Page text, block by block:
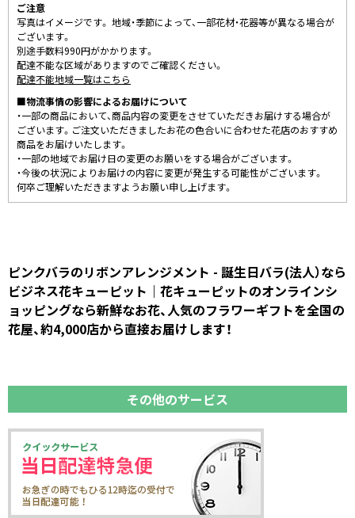
ご注意
写真はイメージです。 地域・季節によって、一部花材・花器等が異なる場合が
ございます。
別途手数料990円がかかります。
配達不能な区域がありますのでご確認ください。
配達不能地域一覧はこちら
■物流事情の影響によるお届けについて
・一部の商品において、商品内容の変更をさせていただきお届けする場合が
ございます。ご注文いただきましたお花の色合いに合わせた花店のおすすめ
商品をお届けいたします。
・一部の地域でお届け日の変更のお願いをする場合がございます。
・今後の状況によりお届けの内容に変更が発生する可能性がございます。
何卒ご理解いただきますようお願い申し上げます。
ピンクバラのリボンアレンジメント - 誕生日バラ(法人）なら
ビジネス花キューピット｜花キューピットのオンラインシ
ョッピングなら新鮮なお花、人気のフラワーギフトを全国の
花屋、約4,000店から直接お届けします！
その他のサービス